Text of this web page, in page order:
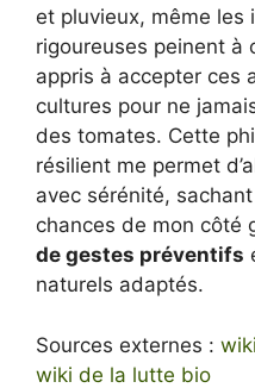
et pluvieux, même les
rigoureuses peinent à
appris à accepter ces
cultures pour ne
des tomates. Cette
résilient me permet
avec sérénité,
chances de mon côté
de gestes préventifs
naturels adaptés.
Sources externes :
wiki de la lutte bio